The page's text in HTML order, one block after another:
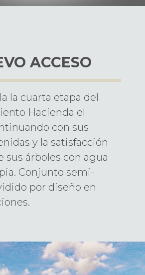
ACCESO
la cuarta etapa del
Hacienda el
con sus
y la satisfacción
sus árboles con agua
Conjunto semi-
por diseño en